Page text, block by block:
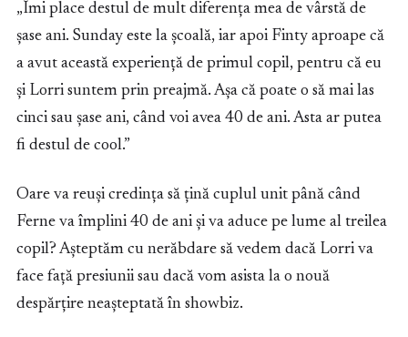
„Îmi place destul de mult diferența mea de vârstă de
șase ani. Sunday este la școală, iar apoi Finty aproape că
a avut această experiență de primul copil, pentru că eu
și Lorri suntem prin preajmă. Așa că poate o să mai las
cinci sau șase ani, când voi avea 40 de ani. Asta ar putea
fi destul de cool.”
Oare va reuși credința să țină cuplul unit până când
Ferne va împlini 40 de ani și va aduce pe lume al treilea
copil? Așteptăm cu nerăbdare să vedem dacă Lorri va
face față presiunii sau dacă vom asista la o nouă
despărțire neașteptată în showbiz.